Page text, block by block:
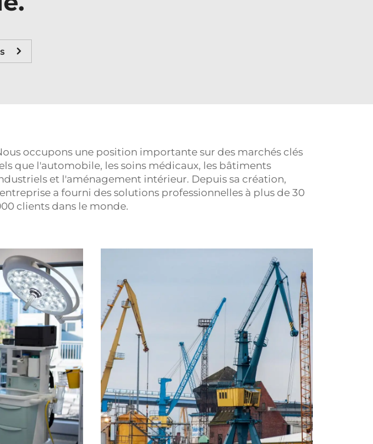
occupons une position importante sur des marchés clés
que l'automobile, les soins médicaux, les bâtiments
et l'aménagement intérieur. Depuis sa création,
a fourni des solutions professionnelles à plus de 30
clients dans le monde.